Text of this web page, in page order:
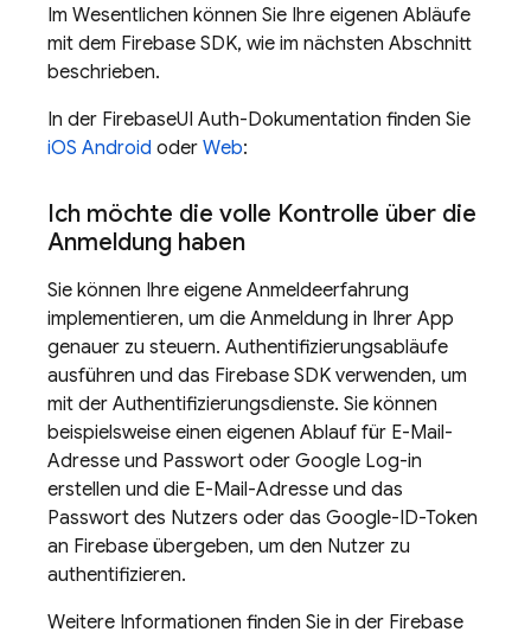
Im Wesentlichen können Sie Ihre eigenen Abläufe
mit dem Firebase SDK, wie im nächsten Abschnitt
beschrieben.
In der FirebaseUI Auth-Dokumentation finden Sie
iOS Android oder Web:
Ich möchte die volle Kontrolle über die
Anmeldung haben
Sie können Ihre eigene Anmeldeerfahrung
implementieren, um die Anmeldung in Ihrer App
genauer zu steuern. Authentifizierungsabläufe
ausführen und das Firebase SDK verwenden, um
mit der Authentifizierungsdienste. Sie können
beispielsweise einen eigenen Ablauf für E-Mail-
Adresse und Passwort oder Google Log-in
erstellen und die E-Mail-Adresse und das
Passwort des Nutzers oder das Google-ID-Token
an Firebase übergeben, um den Nutzer zu
authentifizieren.
Weitere Informationen finden Sie in der Firebase